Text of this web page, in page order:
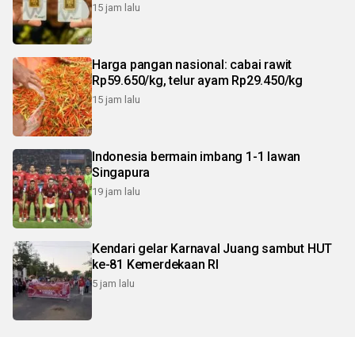
15 jam lalu
Harga pangan nasional: cabai rawit
Rp59.650/kg, telur ayam Rp29.450/kg
15 jam lalu
Indonesia bermain imbang 1-1 lawan
Singapura
19 jam lalu
Kendari gelar Karnaval Juang sambut HUT
ke-81 Kemerdekaan RI
5 jam lalu